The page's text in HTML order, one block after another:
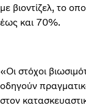
με βιοντίζελ, το
έως και 70%.
«Οι στόχοι
οδηγούν
στον